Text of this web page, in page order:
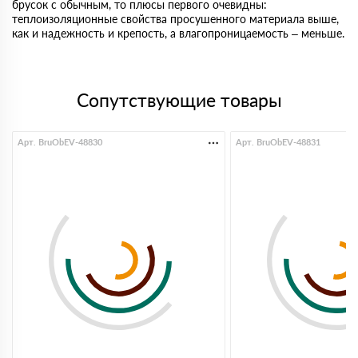
брусок с обычным, то плюсы первого очевидны:
теплоизоляционные свойства просушенного материала выше,
как и надежность и крепость, а влагопроницаемость – меньше.
Сопутствующие товары
Арт. BruObEV-48830 Арт. BruObEV-48831